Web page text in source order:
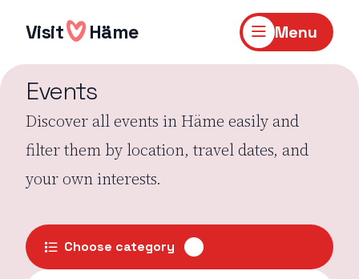
Visit Häme Menu
Events
Discover all events in Häme easily and
filter them by location, travel dates, and
your own interests.
Choose category